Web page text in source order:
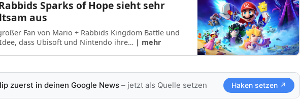
Sparks of Hope sieht sehr
aus
Fan von Mario + Rabbids Kingdom Battle und
dass Ubisoft und Nintendo ihre… | mehr
zuerst in deinen Google News– jetzt als Quelle setzen Haken setzen ↗